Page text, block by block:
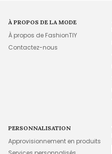
À PROPOS DE LA MODE
À propos de FashionTIY
Contactez-nous
PERSONNALISATION
Approvisionnement en produits